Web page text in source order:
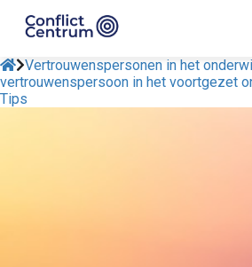
Vertrouwenspersonen in het
vertrouwenspersoon in het voortgezet
Tips